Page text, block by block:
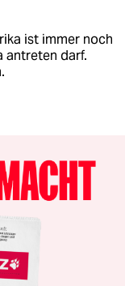
ist immer noch
antreten darf.